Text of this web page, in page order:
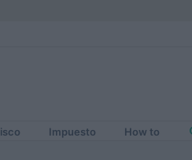
Impuesto How to